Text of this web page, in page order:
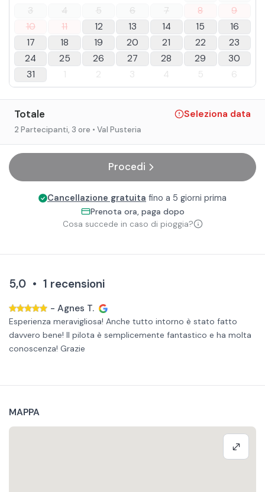
3
4 5 6 7 8
9
10
11 12 13 14 15
16
17
18 19 20 21 22
23
24
25 26 27 28 29
30
31
1 2 3 4 5 6
Totale Seleziona data
2 Partecipanti, 3 ore • Val Pusteria
Procedi
Cancellazione gratuita fino a 5 giorni prima
Prenota ora, paga dopo
Cosa succede in caso di pioggia?
5,0 • 1 recensioni
- Agnes T.
Esperienza meravigliosa! Anche tutto intorno è stato fatto
davvero bene! Il pilota è semplicemente fantastico e ha molta
conoscenza! Grazie
MAPPA